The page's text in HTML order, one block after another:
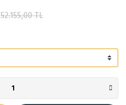
52.155,00 TL